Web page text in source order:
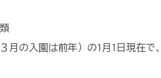
の入園は前年）の1月1日現在で、